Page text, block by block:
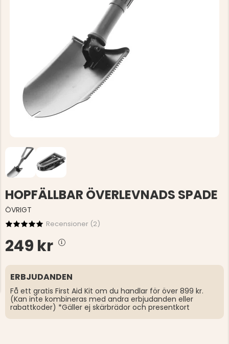
HOPFÄLLBAR ÖVERLEVNADS SPADE
ÖVRIGT
Recensioner (2)
249 kr
ERBJUDANDEN
Få ett gratis First Aid Kit om du handlar för över 899 kr.
(Kan inte kombineras med andra erbjudanden eller
rabattkoder) *Gäller ej skärbrädor och presentkort